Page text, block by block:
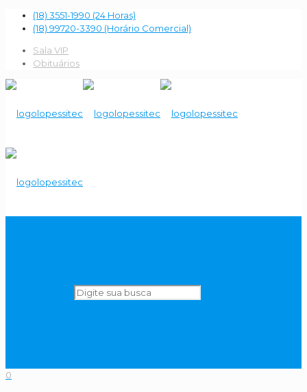
(18) 3551-1990 (24 Horas)
(18) 99720-3390 (Horário Comercial)
Sala VIP
Obituários
0